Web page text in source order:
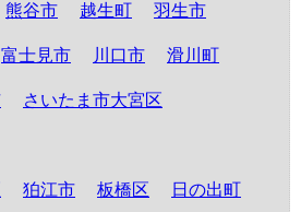
熊谷市 越生町 羽生市
富士見市 川口市 滑川町
さいたま市大宮区
狛江市 板橋区 日の出町